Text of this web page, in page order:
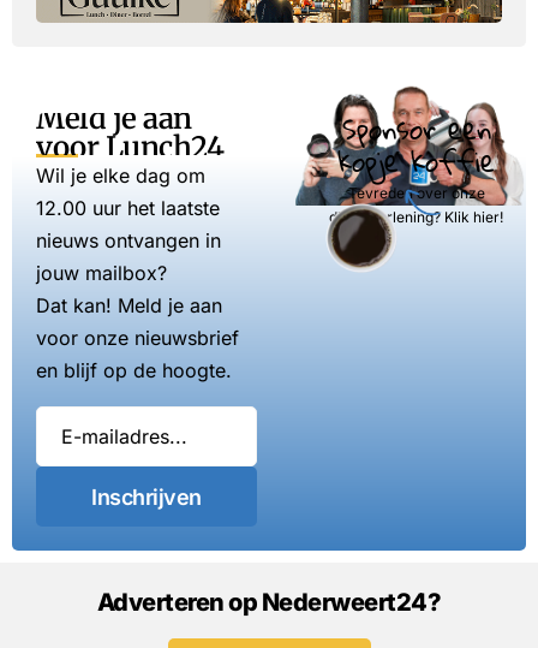
Meld je aan
voor Lunch24
Wil je elke dag om
12.00 uur het laatste
nieuws ontvangen in
jouw mailbox?
Dat kan! Meld je aan
voor onze nieuwsbrief
en blijf op de hoogte.
Inschrijven
Sponsor een
kopje koffie
Tevreden over onze
dienstverlening? Klik hier!
Adverteren op Nederweert24?